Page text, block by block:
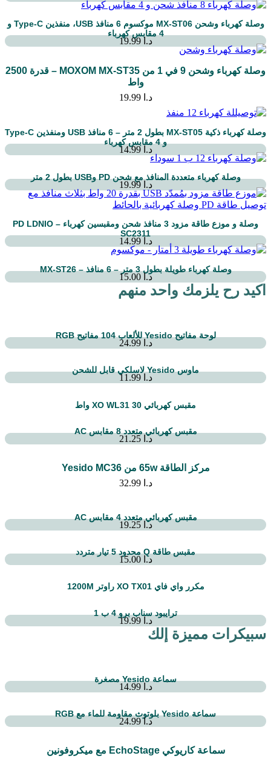
وصلة كهرباء وشحن MX-ST06 موكسوم 6 منافذ USB، منفذين Type-C و
4 مقابس كهرباء
د.ا 19.99
وصلة كهرباء وشحن 9 في 1 من MOXOM MX‑ST35 – قدرة 2500
واط
د.ا 19.99
وصلة كهرباء ذكية MX-ST05 بطول 2 متر – 6 منافذ USB ومنفذين Type-C
و 4 مقابس كهرباء
د.ا 14.99
وصلة كهرباء متعددة المنافذ مع شحن PD وUSB بطول 2 متر
د.ا 19.99
وصلة و موزع طاقة مزود 3 منافذ شحن ومقبسين كهرباء – PD LDNIO
SC2311
د.ا 14.99
وصلة كهرباء طويلة بطول 3 متر – 6 منافذ – MX-ST26
د.ا 15.00
اكيد رح يلزمك واحد منهم
لوحة مفاتيح Yesido للألعاب 104 مفاتيح RGB
د.ا 24.99
ماوس Yesido لاسلكي قابل للشحن
د.ا 11.99
مقبس كهربائي XO WL31 30 واط
مقبس كهربائي متعدد 8 مقابس AC
د.ا 21.25
مركز الطاقة 65w من Yesido MC36
د.ا 32.99
مقبس كهربائي متعدد 4 مقابس AC
د.ا 19.25
مقبس طاقة Q محدود 5 تيار متردد
د.ا 15.00
مكرر واي فاي XO TX01 راوتر 1200M
ترايبود سناب برو 4 ب 1
د.ا 19.99
سبيكرات مميزة إلك
سماعة Yesido مصغرة
د.ا 14.99
سماعة Yesido بلوتوث مقاومة للماء مع RGB
د.ا24.99
سماعة كاريوكي EchoStage مع ميكروفونين